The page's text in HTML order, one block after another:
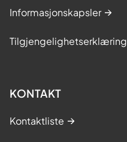
Informasjonskapsler
Tilgjengelighetserklæring
KONTAKT
Kontaktliste